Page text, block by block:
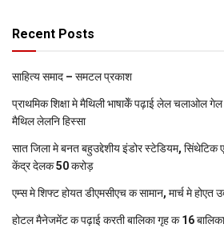
Recent Posts
साहित्य समाद – समटल प्रकाश
प्राथमिक शि‍क्षा मे मैथि‍ली भाषाकेँ पढ़ाई लेल चलाओल
मैथिल लेलनि हिस्सा
सात जिला मे बनत बहुउद्देशीय इंडोर स्‍टेडि‍यम,
केंद्र देलक 50 करोड़
एम्स मे शिफ्ट होयत डीएमसीएच क सामान, मार्च मे
होटल मैनेजमेंट क पढ़ाई करती बालिका गृह क 16